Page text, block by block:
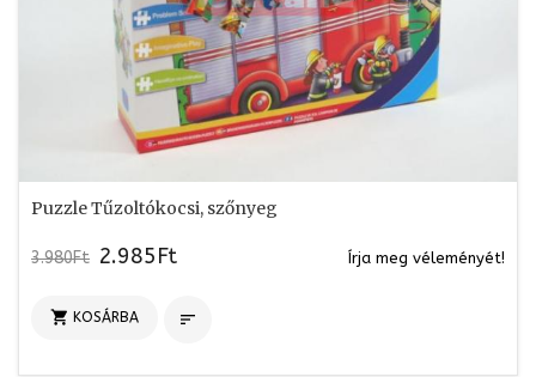
Puzzle Tűzoltókocsi, szőnyeg
3.980Ft 2.985Ft Írja meg véleményét!
 KOSÁRBA 